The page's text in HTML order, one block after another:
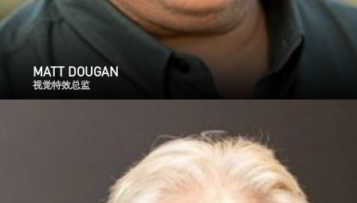
MATT DOUGAN
视觉特效总监